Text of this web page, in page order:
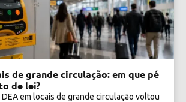
de grande circulação: em que pé
de lei?
em locais de grande circulação voltou